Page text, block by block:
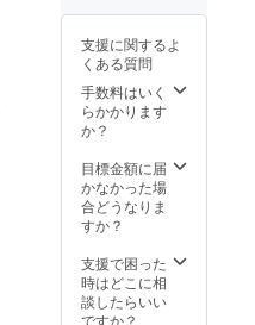
は、別
途メー
ルでご
案内し
ます。
相談の
上、決
定) *サ
ブスク
リプ
ション
ご参加
はオン
ライン
決済頂
く必要
があり
ます。
相談。
限らせ
て頂き
ます。
※場所：
torréfa
cteur
laborat
通費、
宿泊費
が必要
な場合
支援に関するよ
くある質問
手数料はいく
らかかります
か？
目標金額に届
かなかった場
合どうなりま
すか？
支援で困った
時はどこに相
談したらいい
ですか？